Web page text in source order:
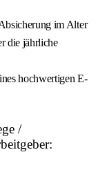
im Alter
die jährliche
hochwertigen E-
/